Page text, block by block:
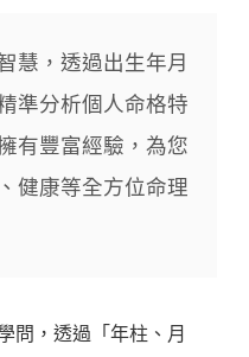
慧，透過出生年月
準分析個人命格特
有豐富經驗，為您
健康等全方位命理
問，透過「年柱、月